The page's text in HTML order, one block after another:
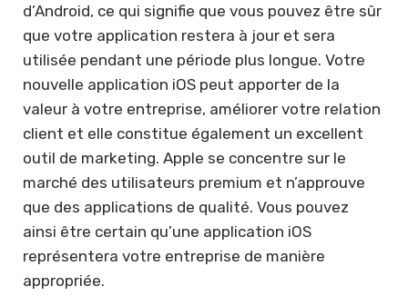
d’Android, ce qui signifie que vous pouvez être sûr
que votre application restera à jour et sera
utilisée pendant une période plus longue. Votre
nouvelle application iOS peut apporter de la
valeur à votre entreprise, améliorer votre relation
client et elle constitue également un excellent
outil de marketing. Apple se concentre sur le
marché des utilisateurs premium et n’approuve
que des applications de qualité. Vous pouvez
ainsi être certain qu’une application iOS
représentera votre entreprise de manière
appropriée.